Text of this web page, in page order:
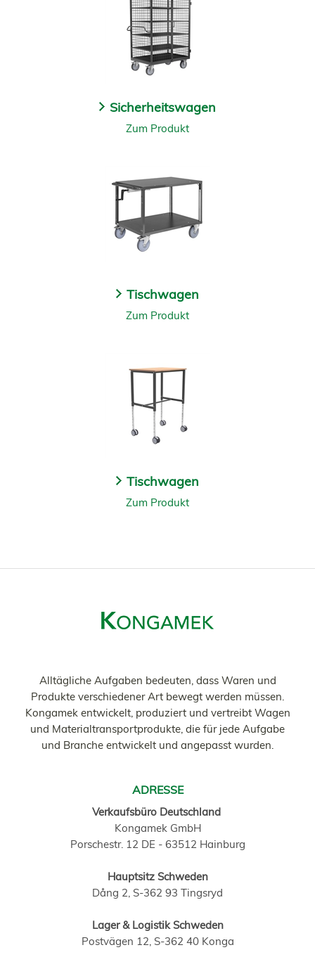
Sicherheitswagen
Zum Produkt
Tischwagen
Zum Produkt
Tischwagen
Zum Produkt
Alltägliche Aufgaben bedeuten, dass Waren und
Produkte verschiedener Art bewegt werden müssen.
Kongamek entwickelt, produziert und vertreibt Wagen
und Materialtransportprodukte, die für jede Aufgabe
und Branche entwickelt und angepasst wurden.
ADRESSE
Verkaufsbüro Deutschland
Kongamek GmbH
Porschestr. 12 DE - 63512 Hainburg
Hauptsitz Schweden
Dång 2, S-362 93 Tingsryd
Lager & Logistik Schweden
Postvägen 12, S-362 40 Konga